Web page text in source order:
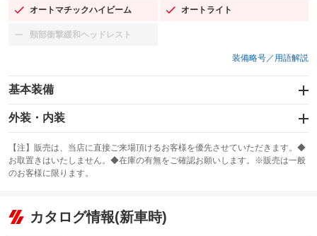
オートマチックハイビーム
：装備あり オートライト
：装備あり
頸部衝撃緩和ヘッドレスト
：装備なし
装備略号／用語解説
基本装備
エアバッグ：運転席/助手席
：装備あり
：装備なし
サンルーフ
：装備なし ABS
リフトアップ
：装備なし
外装・内装
カーナビ：SDナビ
：装備あり
TV：ワンセグ
：装備あり
ビジュアル
：装備なし
【注】販売は、当店に直接ご来場頂けるお客様を優先させていただきます。◆
お取置きはいたしません。◆在庫の有無をご確認お願いします。※販売は一般
のお客様に限ります。
カタログ情報(新車時)